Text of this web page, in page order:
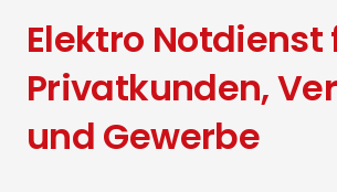
Elektro Notdienst
Privatkunden,
und Gewerbe